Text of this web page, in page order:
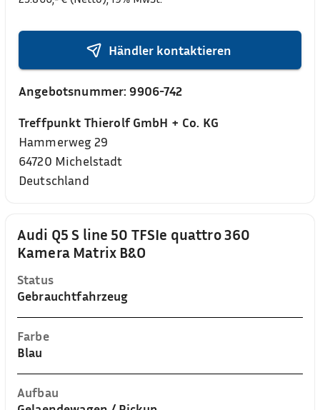
Audi Q5 S line 50 TFSIe quattro 360
Kamera Matrix B&O
Status
Gebrauchtfahrzeug
Farbe
Blau
Aufbau
Händler kontaktieren
Angebotsnummer:9906-742
Treffpunkt Thierolf GmbH + Co. KG
Hammerweg 29
64720 Michelstadt
Deutschland